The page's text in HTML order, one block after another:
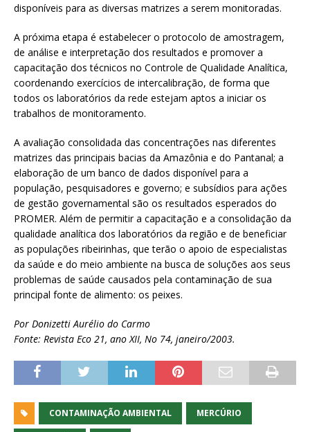
disponíveis para as diversas matrizes a serem monitoradas.
A próxima etapa é estabelecer o protocolo de amostragem,
de análise e interpretação dos resultados e promover a
capacitação dos técnicos no Controle de Qualidade Analítica,
coordenando exercícios de intercalibração, de forma que
todos os laboratórios da rede estejam aptos a iniciar os
trabalhos de monitoramento.
A avaliação consolidada das concentrações nas diferentes
matrizes das principais bacias da Amazônia e do Pantanal; a
elaboração de um banco de dados disponível para a
população, pesquisadores e governo; e subsídios para ações
de gestão governamental são os resultados esperados do
PROMER. Além de permitir a capacitação e a consolidação da
qualidade analítica dos laboratórios da região e de beneficiar
as populações ribeirinhas, que terão o apoio de especialistas
da saúde e do meio ambiente na busca de soluções aos seus
problemas de saúde causados pela contaminação de sua
principal fonte de alimento: os peixes.
Por Donizetti Aurélio do Carmo
Fonte: Revista Eco 21, ano XII, No 74, janeiro/2003.
CONTAMINAÇÃO AMBIENTAL MERCÚRIO